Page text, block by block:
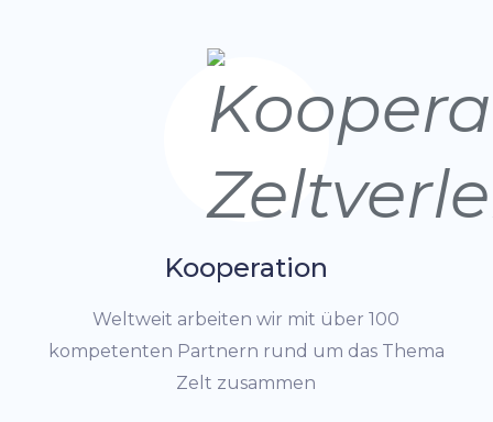
Kooperation
Weltweit arbeiten wir mit über 100
kompetenten Partnern rund um das Thema
Zelt zusammen